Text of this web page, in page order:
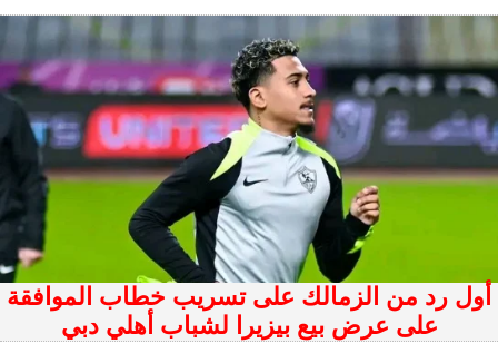
أول رد من الزمالك على تسريب خطاب الموافقة
على عرض بيع بيزيرا لشباب أهلي دبي